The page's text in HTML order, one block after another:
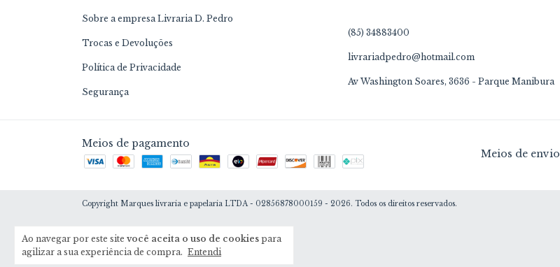
Ao navegar por este site você aceita o uso de cookies para
agilizar a sua experiência de compra. Entendi
Sobre a empresa Livraria D. Pedro
Trocas e Devoluções
Política de Privacidade
Segurança
(85) 34883400
livrariadpedro@hotmail.com
Av Washington Soares, 3636 - Parque Manibura
Meios de pagamento
Meios de envio
Copyright Marques livraria e papelaria LTDA - 02856878000159 - 2026. Todos os direitos reservados.